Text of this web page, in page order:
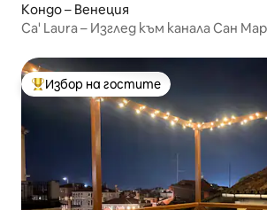
Кондо – Венеция
Ca' Laura – Изглед към канала Сан
Най-популярен избор на гостите
Избор на гостите